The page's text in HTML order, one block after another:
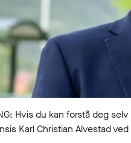
Hvis du kan forstå deg
Karl Christian Alvestad